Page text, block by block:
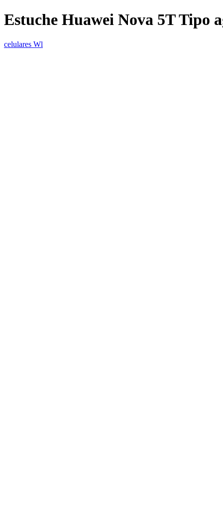
Estuche Huawei Nova 5T Tipo
celulares Wl